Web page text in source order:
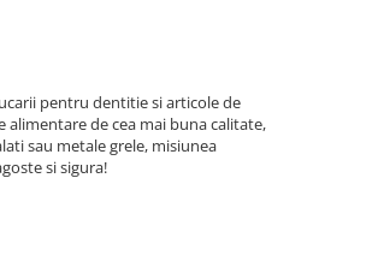
pentru dentitie si articole de
de cea mai buna calitate,
sau metale grele, misiunea
si sigura!